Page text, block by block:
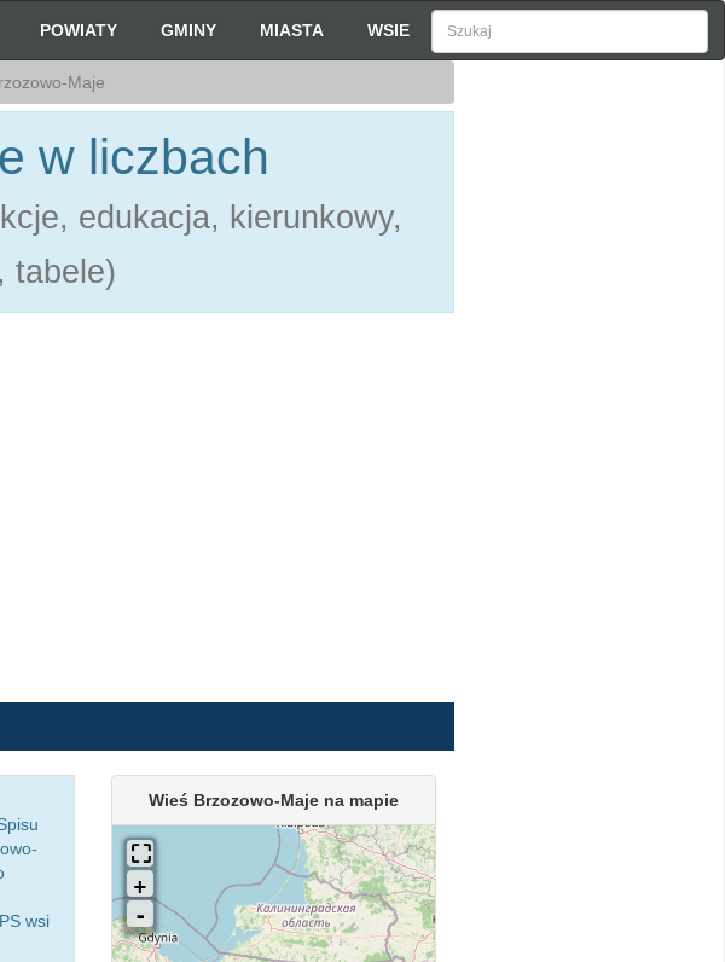
POWIATY GMINY MIASTA WSIE
Maje
w liczbach
edukacja, kierunkowy,
tabele)
wsi
Wieś Brzozowo-Maje na mapie